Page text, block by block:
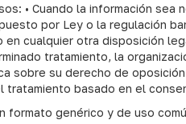
• Cuando la información sea
por Ley o la regulación
cualquier otra disposición
tratamiento, la
sobre su derecho de
basado en el
formato genérico y de uso